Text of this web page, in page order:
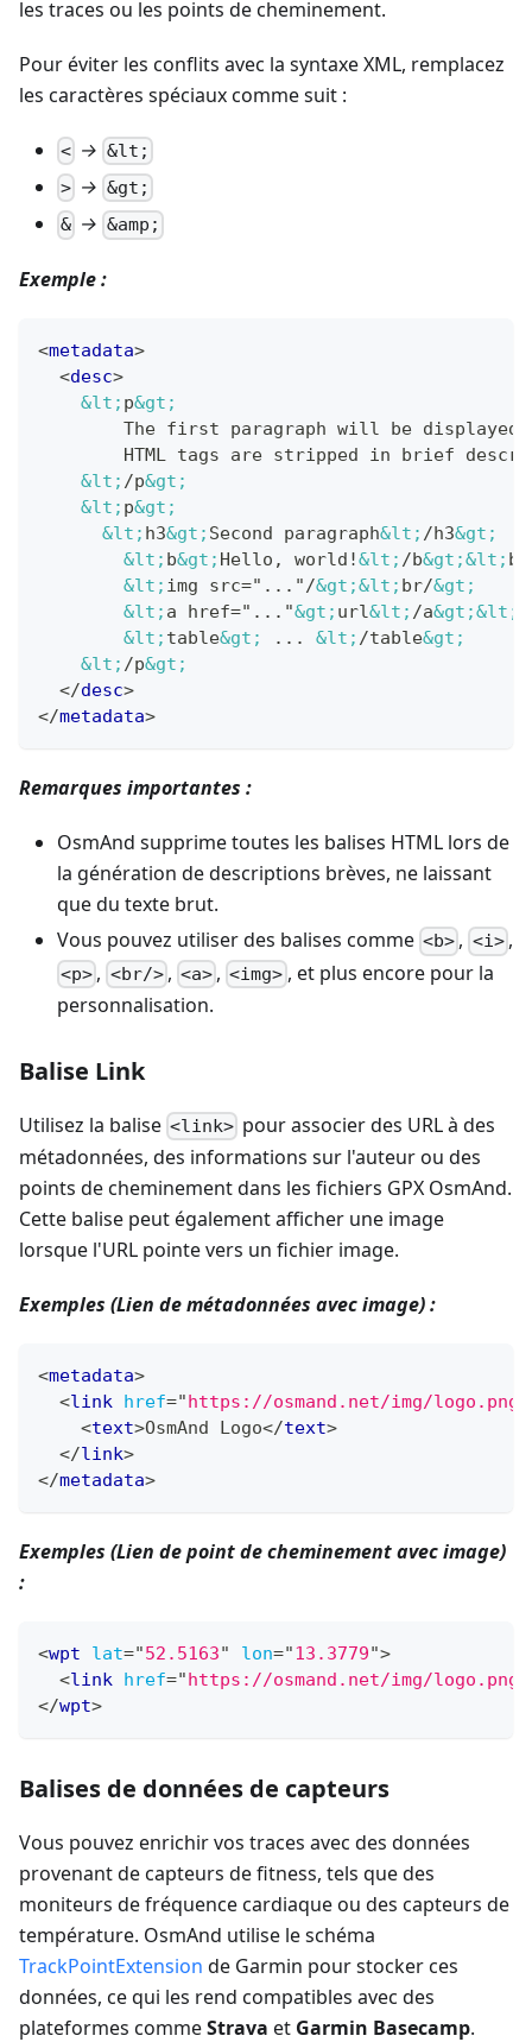
les traces ou les points de cheminement.
Pour éviter les conflits avec la syntaxe XML, remplacez
les caractères spéciaux comme suit :
< → &lt;
> → &gt;
& → &amp;
Exemple :
<metadata>
<desc>
&lt; p&gt;
The first paragraph will be
HTML tags are stripped in brief
&lt; /p&gt;
&lt; p&gt;
&lt; h3&gt; Second paragraph&lt; /h3&gt;
&lt; b&gt; Hello, world!&lt; /b&gt;&lt;
&lt; img src="..."/&gt;&lt; br/&gt;
&lt; a href="..."&gt; url&lt; /a&gt;&lt;
&lt; table&gt; ... &lt; /table&gt;
&lt; /p&gt;
</desc>
</metadata>
Remarques importantes :
OsmAnd supprime toutes les balises HTML lors de
la génération de descriptions brèves, ne laissant
que du texte brut.
Vous pouvez utiliser des balises comme <b> , <i>,
<p> , <br/>, <a> ,<img>, et plus encore pour la
personnalisation.
Balise Link
Utilisez la balise <link> pour associer des URL à des
métadonnées, des informations sur l'auteur ou des
points de cheminement dans les fichiers GPX OsmAnd.
Cette balise peut également afficher une image
lorsque l'URL pointe vers un fichier image.
Exemples (Lien de métadonnées avec image) :
<metadata>
<link href="https://osmand.net/img/logo.png
<text>OsmAnd Logo</text>
</link>
</metadata>
Exemples (Lien de point de cheminement avec image)
:
<wpt lat="52.5163" lon="13.3779">
<link href="https://osmand.net/img/logo.png
</wpt>
Balises de données de capteurs
Vous pouvez enrichir vos traces avec des données
provenant de capteurs de fitness, tels que des
moniteurs de fréquence cardiaque ou des capteurs de
température. OsmAnd utilise le schéma
TrackPointExtension de Garmin pour stocker ces
données, ce qui les rend compatibles avec des
plateformes commeStrava et Garmin Basecamp.